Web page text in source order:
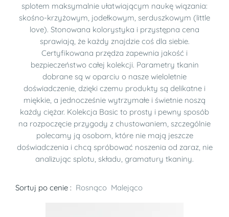
splotem maksymalnie ułatwiającym naukę wiązania:
skośno-krzyżowym, jodełkowym, serduszkowym (little
love). Stonowana kolorystyka i przystępna cena
sprawiają, że każdy znajdzie coś dla siebie.
Certyfikowana przędza zapewnia jakość i
bezpieczeństwo całej kolekcji. Parametry tkanin
dobrane są w oparciu o nasze wieloletnie
doświadczenie, dzięki czemu produkty są delikatne i
miękkie, a jednocześnie wytrzymałe i świetnie noszą
każdy ciężar. Kolekcja Basic to prosty i pewny sposób
na rozpoczęcie przygody z chustowaniem, szczególnie
polecamy ją osobom, które nie mają jeszcze
doświadczenia i chcą spróbować noszenia od zaraz, nie
analizując splotu, składu, gramatury tkaniny.
Sortuj po cenie : Rosnąco Malejąco